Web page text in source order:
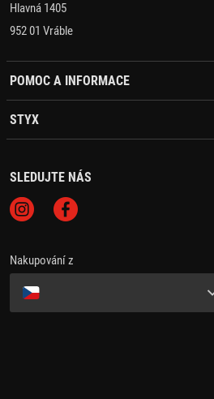
Hlavná 1405
952 01 Vráble
POMOC A INFORMACE
STYX
SLEDUJTE NÁS
Nakupování z